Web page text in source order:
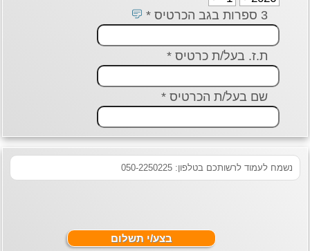
ת.ז. בעל/ת כרטיס *
שם בעל/ת הכרטיס *
נשמח לעמוד לרשותכם בטלפון: 050-2250225